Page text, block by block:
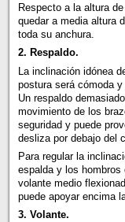
Respecto a la altura
quedar a media altura
toda su anchura.
2. Respaldo.
La inclinación idónea
postura será cómoda
Un respaldo
movimiento de los
seguridad y puede
desliza por debajo del
Para regular la
espalda y los hombros
volante medio
puede apoyar encima
3. Volante.